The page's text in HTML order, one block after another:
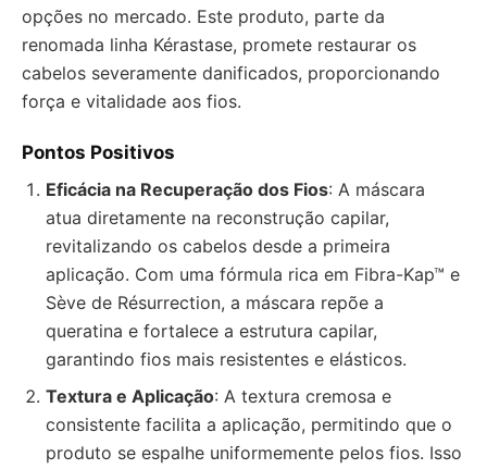
opções no mercado. Este produto, parte da
renomada linha Kérastase, promete restaurar os
cabelos severamente danificados, proporcionando
força e vitalidade aos fios.
Pontos Positivos
Eficácia na Recuperação dos Fios: A máscara
atua diretamente na reconstrução capilar,
revitalizando os cabelos desde a primeira
aplicação. Com uma fórmula rica em Fibra-Kap™ e
Sève de Résurrection, a máscara repõe a
queratina e fortalece a estrutura capilar,
garantindo fios mais resistentes e elásticos.
Textura e Aplicação: A textura cremosa e
consistente facilita a aplicação, permitindo que o
produto se espalhe uniformemente pelos fios. Isso